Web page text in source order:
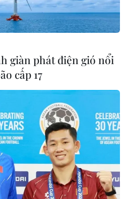
giàn phát điện gió nổi
cấp 17